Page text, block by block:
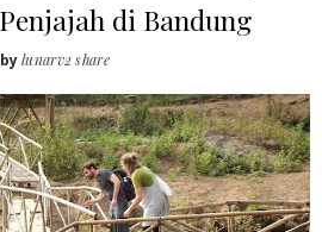
di Bandung
bylunarv2 share